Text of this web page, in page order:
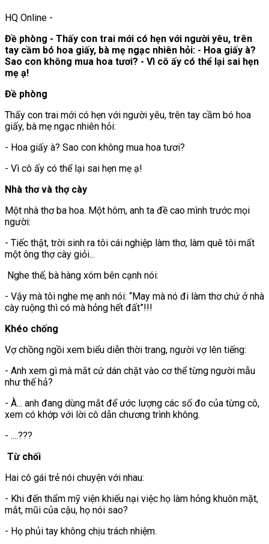
HQ Online -
Đề phòng - Thấy con trai mới có hẹn với người yêu, trên
tay cầm bó hoa giấy, bà mẹ ngạc nhiên hỏi: - Hoa giấy à?
Sao con không mua hoa tươi? - Vì cô ấy có thể lại sai hẹn
mẹ ạ!
Đề phòng
Thấy con trai mới có hẹn với người yêu, trên tay cầm bó hoa
giấy, bà mẹ ngạc nhiên hỏi:
- Hoa giấy à? Sao con không mua hoa tươi?
- Vì cô ấy có thể lại sai hẹn mẹ ạ!
Nhà thơ và thợ cày
Một nhà thơ ba hoa. Một hôm, anh ta đề cao mình trước mọi
người:
- Tiếc thật, trời sinh ra tôi cái nghiệp làm thơ, làm quê tôi mất
một ông thợ cày giỏi...
Nghe thế, bà hàng xóm bên cạnh nói:
- Vậy mà tôi nghe mẹ anh nói: “May mà nó đi làm thơ chứ ở nhà
cày ruộng thì có mà hỏng hết đất”!!!
Khéo chống
Vợ chồng ngồi xem biểu diễn thời trang, người vợ lên tiếng:
- Anh xem gì mà mắt cứ dán chặt vào cơ thể từng người mẫu
như thế hả?
- À... anh đang dùng mắt để ước lượng các số đo của từng cô,
xem có khớp với lời cô dẫn chương trình không.
- ....???
Từ chối
Hai cô gái trẻ nói chuyện với nhau:
- Khi đến thẩm mỹ viện khiếu nại việc họ làm hỏng khuôn mặt,
mắt, mũi của cậu, họ nói sao?
- Họ phủi tay không chịu trách nhiệm.